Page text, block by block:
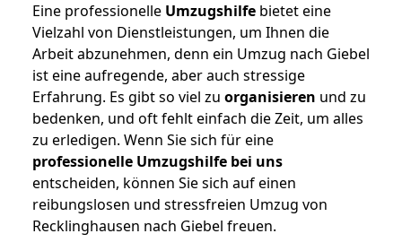
Eine professionelle Umzugshilfe bietet eine
Vielzahl von Dienstleistungen, um Ihnen die
Arbeit abzunehmen, denn ein Umzug nach Giebel
ist eine aufregende, aber auch stressige
Erfahrung. Es gibt so viel zu organisieren und zu
bedenken, und oft fehlt einfach die Zeit, um alles
zu erledigen. Wenn Sie sich für eine
professionelle Umzugshilfe bei uns
entscheiden, können Sie sich auf einen
reibungslosen und stressfreien Umzug von
Recklinghausen nach Giebel freuen.